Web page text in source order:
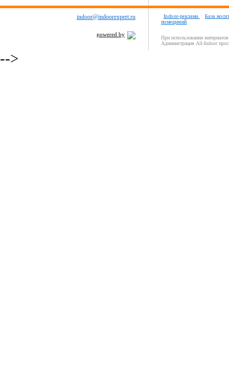
indoor@indoorexpert.ru
powered by
Indoor-реклама
База
помещений
При использовании
Администрация All-Indoor
-->